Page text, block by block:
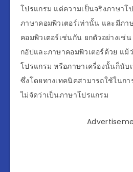
โปรแกรม แต่ความเป็นจริงภาษาโ
ภาษาคอมพิวเตอร์เท่านั้น และมีภา
คอมพิวเตอร์เช่นกัน ยกตัวอย่างเช่
กอัปและภาษาคอมพิวเตอร์ด้วย แม้
โปรแกรม หรือภาษาเครื่องนั้นก็นับ
ซึ่งโดยทางเทคนิคสามารถใช้ในก
ไม่จัดว่าเป็นภาษาโปรแกรม